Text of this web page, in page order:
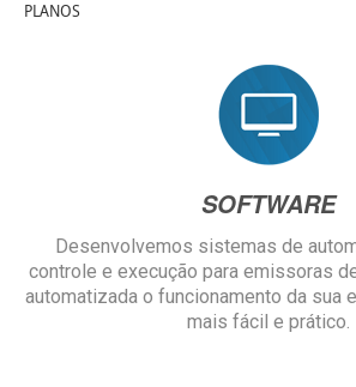
PLANOS
SOFTWARE
Desenvolvemos sistemas de
controle e execução para emissoras
automatizada o funcionamento da sua
mais fácil e prático.